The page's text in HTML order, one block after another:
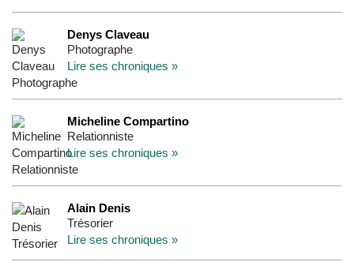
Denys Claveau
Photographe
Lire ses chroniques »
Micheline Compartino
Relationniste
Lire ses chroniques »
Alain Denis
Trésorier
Lire ses chroniques »